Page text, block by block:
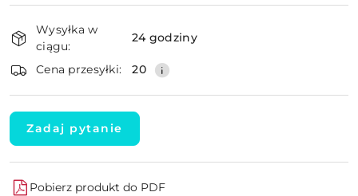
Dostępność
i
dostawa
Wysyłka w
ciągu:
24 godziny
Cena przesyłki: 20
Zadaj pytanie
Pobierz produkt do PDF